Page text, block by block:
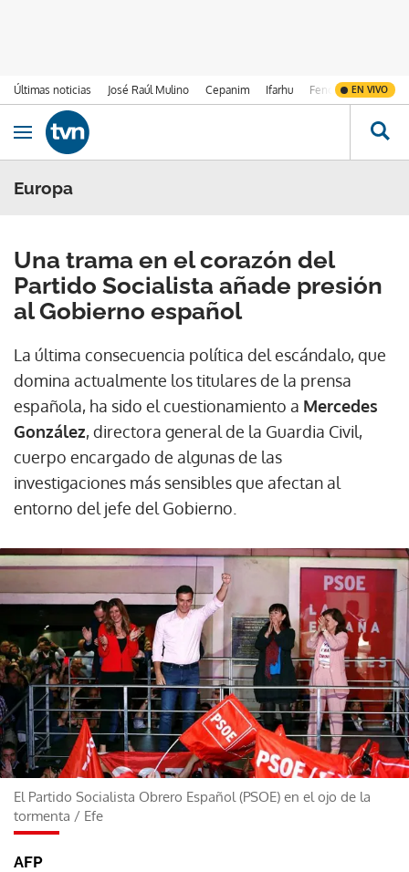
Últimas noticias José Raúl Mulino Cepanim Ifarhu Fenómeno de El
EN VIVO
Ir al contenido
Obrir navegació
Europa
Una trama en el corazón del
Partido Socialista añade presión
al Gobierno español
La última consecuencia política del escándalo, que
domina actualmente los titulares de la prensa
española, ha sido el cuestionamiento a Mercedes
González, directora general de la Guardia Civil,
cuerpo encargado de algunas de las
investigaciones más sensibles que afectan al
entorno del jefe del Gobierno.
El Partido Socialista Obrero Español (PSOE) en el ojo de la
tormenta / Efe
AFP